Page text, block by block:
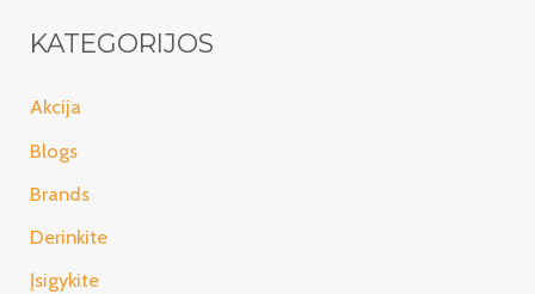
KATEGORIJOS
Akcija
Blogs
Brands
Derinkite
Įsigykite